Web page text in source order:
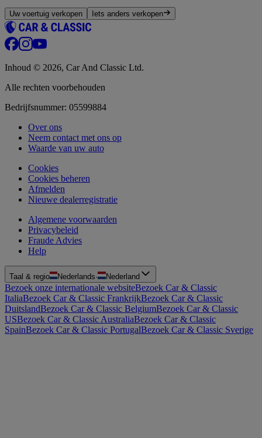
Uw voertuig verkopen Iets anders verkopen
Inhoud © 2026, Car And Classic Ltd.
Alle rechten voorbehouden
Bedrijfsnummer: 05599884
Over ons
Neem contact met ons op
Waarde van uw auto
Cookies
Cookies beheren
Afmelden
Nieuwe dealerregistratie
Algemene voorwaarden
Privacybeleid
Fraude Advies
Help
Taal & regio Nederlands· Nederland
Bezoek onze internationale websiteBezoek Car & Classic
ItaliaBezoek Car & Classic FrankrijkBezoek Car & Classic
DuitslandBezoek Car & Classic BelgiumBezoek Car & Classic
USBezoek Car & Classic AustraliaBezoek Car & Classic
SpainBezoek Car & Classic PortugalBezoek Car & Classic Sverige